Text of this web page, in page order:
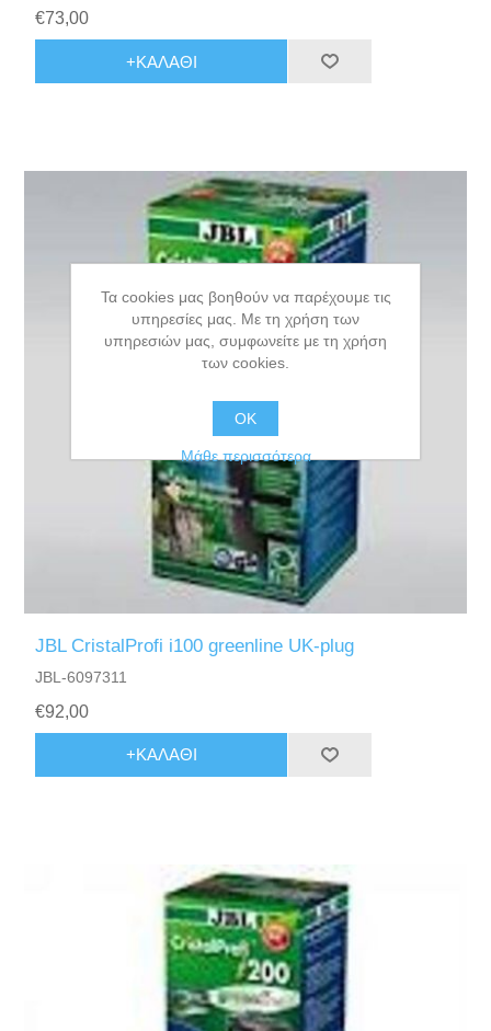
€73,00
+ΚΑΛΆΘΙ
JBL CristalProfi i100 greenline UK-plug
JBL-6097311
€92,00
+ΚΑΛΆΘΙ
Τα cookies μας βοηθούν να παρέχουμε τις
υπηρεσίες μας. Με τη χρήση των
υπηρεσιών μας, συμφωνείτε με τη χρήση
των cookies.
ΟΚ
Μάθε περισσότερα